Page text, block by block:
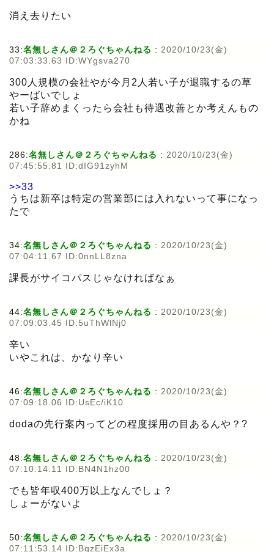
消え去りたい
33:名無しさん＠２ろぐちゃんねる : 2020/10/23(金)
07:03:33.63 ID:WYgsva270
300人規模の会社やが今月2人若い子が退職するの草
やーばいでしょ
若い子辞めまくったら会社も待遇改善とか考えんもの
かね
286:名無しさん＠２ろぐちゃんねる : 2020/10/23(金)
07:45:55.81 ID:dIG91zyhM
>>33
うちは新卒は特定の営業部には入れないって事になっ
たで
34:名無しさん＠２ろぐちゃんねる : 2020/10/23(金)
07:04:11.67 ID:0nnLL8zna
課長がサイコパスじゃなければなぁ
44:名無しさん＠２ろぐちゃんねる : 2020/10/23(金)
07:09:03.45 ID:5uThWlNj0
辛い
いやこれは、かなり辛い
46:名無しさん＠２ろぐちゃんねる : 2020/10/23(金)
07:09:18.06 ID:UsEc/iK10
dodaの先行案内ってどの程度採用の目あるんや？?
48:名無しさん＠２ろぐちゃんねる : 2020/10/23(金)
07:10:14.11 ID:BN4N1hz00
でも皆年収400万以上なんでしょ？
しょーがないよ
50:名無しさん＠２ろぐちゃんねる : 2020/10/23(金)
07:11:53.14 ID:BqzEiEx3a